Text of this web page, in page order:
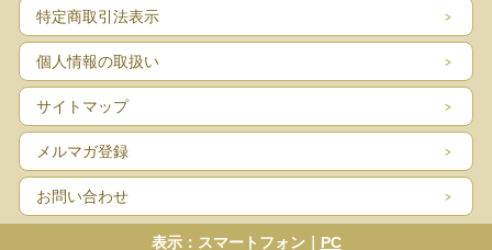
特定商取引法表示
個人情報の取扱い
サイトマップ
メルマガ登録
お問い合わせ
表示：スマートフォン｜ PC